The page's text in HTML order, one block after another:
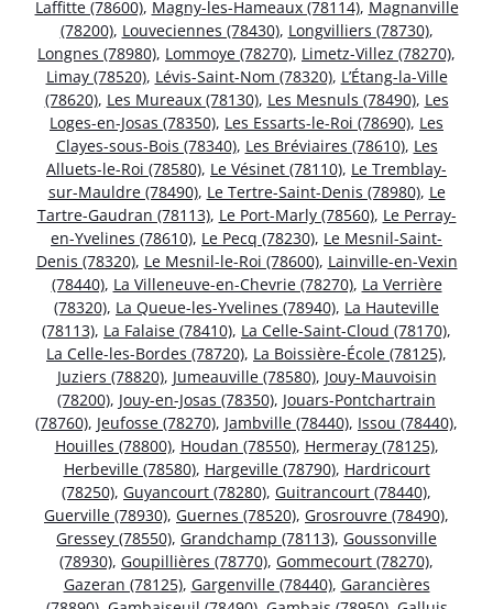
Laffitte (78600), Magny-les-Hameaux (78114), Magnanville
(78200), Louveciennes (78430), Longvilliers (78730),
Longnes (78980), Lommoye (78270), Limetz-Villez (78270),
Limay (78520), Lévis-Saint-Nom (78320), L’Étang-la-Ville
(78620), Les Mureaux (78130), Les Mesnuls (78490), Les
Loges-en-Josas (78350), Les Essarts-le-Roi (78690), Les
Clayes-sous-Bois (78340), Les Bréviaires (78610), Les
Alluets-le-Roi (78580), Le Vésinet (78110), Le Tremblay-
sur-Mauldre (78490), Le Tertre-Saint-Denis (78980), Le
Tartre-Gaudran (78113), Le Port-Marly (78560), Le Perray-
en-Yvelines (78610), Le Pecq (78230), Le Mesnil-Saint-
Denis (78320), Le Mesnil-le-Roi (78600), Lainville-en-Vexin
(78440), La Villeneuve-en-Chevrie (78270), La Verrière
(78320), La Queue-les-Yvelines (78940), La Hauteville
(78113), La Falaise (78410), La Celle-Saint-Cloud (78170),
La Celle-les-Bordes (78720), La Boissière-École (78125),
Juziers (78820), Jumeauville (78580), Jouy-Mauvoisin
(78200), Jouy-en-Josas (78350), Jouars-Pontchartrain
(78760), Jeufosse (78270), Jambville (78440), Issou (78440),
Houilles (78800), Houdan (78550), Hermeray (78125),
Herbeville (78580), Hargeville (78790), Hardricourt
(78250), Guyancourt (78280), Guitrancourt (78440),
Guerville (78930), Guernes (78520), Grosrouvre (78490),
Gressey (78550), Grandchamp (78113), Goussonville
(78930), Goupillières (78770), Gommecourt (78270),
Gazeran (78125), Gargenville (78440), Garancières